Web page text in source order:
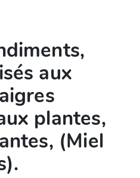
aux
plantes,
(Miel